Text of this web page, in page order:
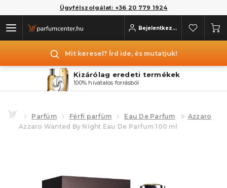
Ügyfélszolgálat: +36 20 779 1924
Bejelentkezés
Mit keresel? Írd ide, és mutatjuk!
Kizárólag eredeti termékek
100% hivatalos forrásból
Parfüm Férfi parfüm Eau De Parfum
Azzaro
Azzaro Wanted By Night Eau De Parfum 100 ml